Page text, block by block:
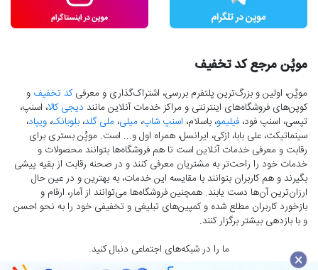
موپُن مرجع کد تخفیف
موپُن، اولین و بزرگ‌ترین پلتفرم بررسی، اشتراک‌گذاری و معرفیکد تخفیف و
کوپن‌های فروشگاه‌های اینترنتی و مراکز خدمات آنلاین مانند دیجی کالا، اسنپ،
تپسی، اسنپ فود، فیلیمو، باسلام، اسنپ شاپ، میلی، ملی گلد، بلوبانک، ویپاد،
سینماتیکت، علی بابا، ازکی، ایرانسل، همراه اول و... است. موپُن بستری برای
رقابت و معرفی خدمات آنلاین است تا هم فروشگاه‌ها بتوانند محصولات و
خدمات خود را راحت‌تر به مشتریان معرفی کنند و در صحنه رقابت از بقیه پیشی
بگیرند و هم کاربران بتوانند با مقایسه این خدمات، به بهترین و در عین حال
ارزان‌ترین آن‌ها دست‌ یابند. همچنین فروشگاه‌ها می‌توانند از آمار، ارقام و
بازخورد کاربران مطلع شده و کمپین‌های تبلیغی و تخفیفی خود را به نحو احسن
و با بازدهی بیشتر برگزار کنند.
ما را در شبکه‌های اجتماعی دنبال کنید.
×